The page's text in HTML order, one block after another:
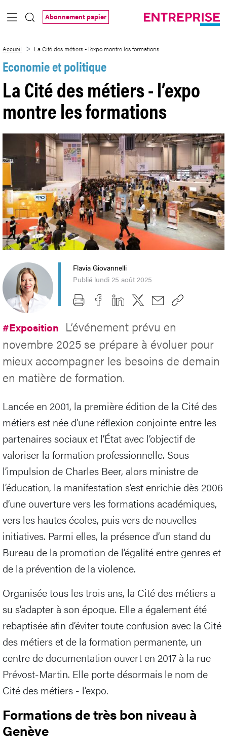
Saut au contenu principal
Abonnement papier
Accueil La Cité des métiers - l’expo montre les formations
Economie et politique
La Cité des métiers - l’expo
montre les formations
Flavia Giovannelli
Publié lundi 25 août 2025
#Exposition L’événement prévu en
novembre 2025 se prépare à évoluer pour
mieux accompagner les besoins de demain
en matière de formation.
Lancée en 2001, la première édition de la Cité des
métiers est née d’une réflexion conjointe entre les
partenaires sociaux et l’État avec l’objectif de
valoriser la formation professionnelle. Sous
l’impulsion de Charles Beer, alors ministre de
l’éducation, la manifestation s’est enrichie dès 2006
d’une ouverture vers les formations académiques,
vers les hautes écoles, puis vers de nouvelles
initiatives. Parmi elles, la présence d’un stand du
Bureau de la promotion de l’égalité entre genres et
de la prévention de la violence.
Organisée tous les trois ans, la Cité des métiers a
su s’adapter à son époque. Elle a également été
rebaptisée afin d’éviter toute confusion avec la Cité
des métiers et de la formation permanente, un
centre de documentation ouvert en 2017 à la rue
Prévost-Martin. Elle porte désormais le nom de
Cité des métiers - l’expo.
Formations de très bon niveau à
Genève